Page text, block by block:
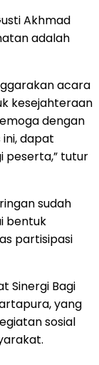
Akhmad
adalah
acara
kesejahteraan
dengan
dapat
peserta,” tutur
sudah
bentuk
partisipasi
Sinergi Bagi
yang
sosial